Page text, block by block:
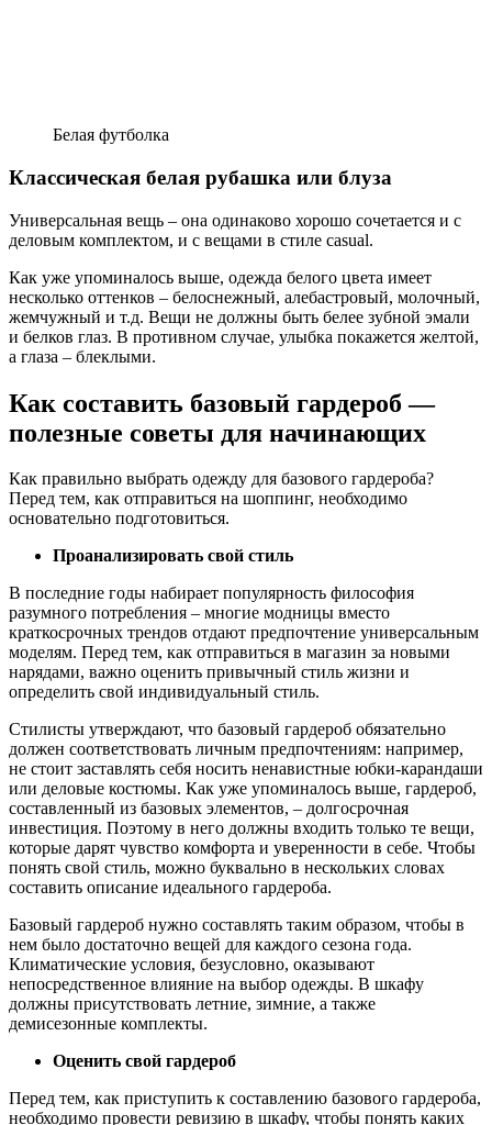
Белая футболка
Классическая белая рубашка или блуза
Универсальная вещь – она одинаково хорошо сочетается и с
деловым комплектом, и с вещами в стиле casual.
Как уже упоминалось выше, одежда белого цвета имеет
несколько оттенков – белоснежный, алебастровый, молочный,
жемчужный и т.д. Вещи не должны быть белее зубной эмали
и белков глаз. В противном случае, улыбка покажется желтой,
а глаза – блеклыми.
Как составить базовый гардероб —
полезные советы для начинающих
Как правильно выбрать одежду для базового гардероба?
Перед тем, как отправиться на шоппинг, необходимо
основательно подготовиться.
Проанализировать свой стиль
В последние годы набирает популярность философия
разумного потребления – многие модницы вместо
краткосрочных трендов отдают предпочтение универсальным
моделям. Перед тем, как отправиться в магазин за новыми
нарядами, важно оценить привычный стиль жизни и
определить свой индивидуальный стиль.
Стилисты утверждают, что базовый гардероб обязательно
должен соответствовать личным предпочтениям: например,
не стоит заставлять себя носить ненавистные юбки-карандаши
или деловые костюмы. Как уже упоминалось выше, гардероб,
составленный из базовых элементов, – долгосрочная
инвестиция. Поэтому в него должны входить только те вещи,
которые дарят чувство комфорта и уверенности в себе. Чтобы
понять свой стиль, можно буквально в нескольких словах
составить описание идеального гардероба.
Базовый гардероб нужно составлять таким образом, чтобы в
нем было достаточно вещей для каждого сезона года.
Климатические условия, безусловно, оказывают
непосредственное влияние на выбор одежды. В шкафу
должны присутствовать летние, зимние, а также
демисезонные комплекты.
Оценить свой гардероб
Перед тем, как приступить к составлению базового гардероба,
необходимо провести ревизию в шкафу, чтобы понять каких